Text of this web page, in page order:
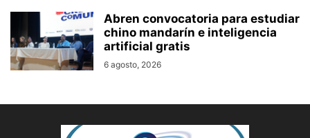
Abren convocatoria para estudiar
chino mandarín e inteligencia
artificial gratis
6 agosto, 2026